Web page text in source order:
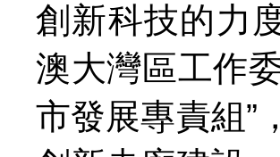
創新科技的力
澳大灣區工作
市發展專責組